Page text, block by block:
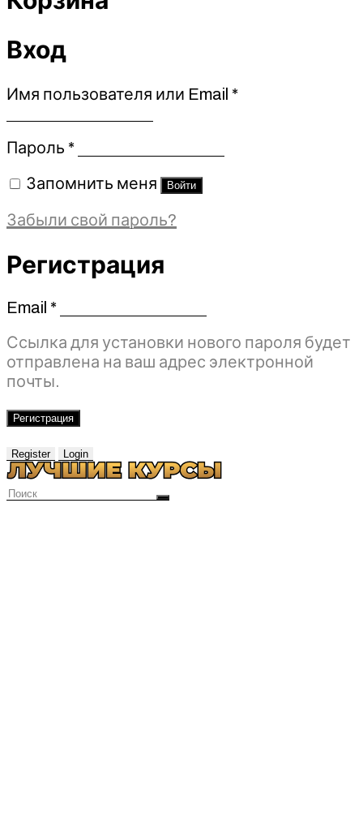
Вход
Имя пользователя или Email *Обязательно
Пароль *Обязательно
Запомнить меня Войти
Забыли свой пароль?
Регистрация
Email *Обязательно
Ссылка для установки нового пароля будет
отправлена ​​на ваш адрес электронной
почты.
Регистрация
Register Login